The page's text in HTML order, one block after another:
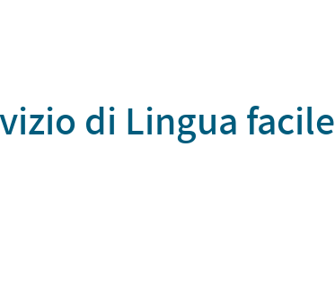
di Lingua facile